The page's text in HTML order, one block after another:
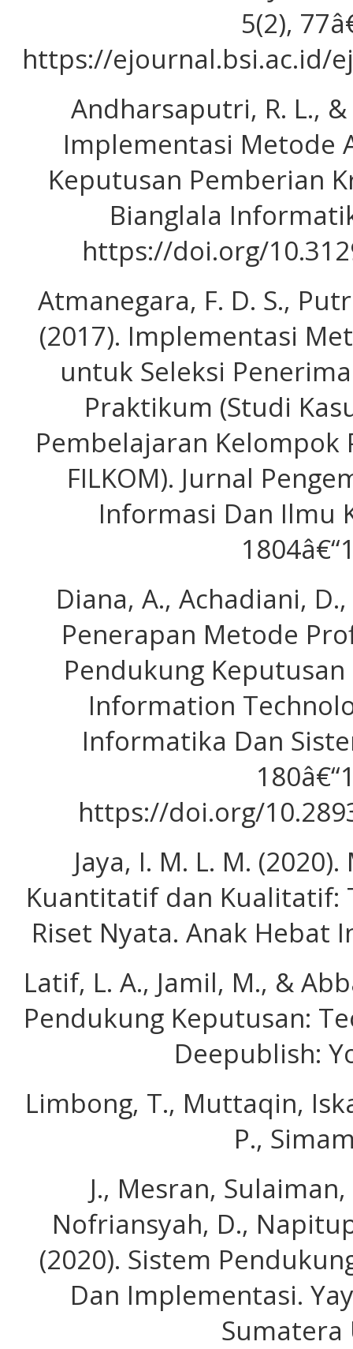
5(2),
https://ejournal.bsi.ac.id/
Andharsaputri, R. L.,
Implementasi Metode
Keputusan Pemberian
Bianglala
https://doi.org/
Atmanegara, F. D. S.,
(2017). Implementasi
untuk Seleksi
Praktikum (Studi
Pembelajaran Kelompok
FILKOM). Jurnal
Informasi Dan Ilmu
Diana, A., Achadiani,
Penerapan Metode
Pendukung
Information
Informatika Dan
https://doi.org/
Jaya, I. M. L. M.
Kuantitatif dan Kualitatif:
Riset Nyata. Anak Hebat
Latif, L. A., Jamil, M., &
Pendukung Keputusan:
Deepublish:
Limbong, T., Muttaqin,
P.,
J., Mesran,
Nofriansyah, D.,
(2020). Sistem
Dan Implementasi.
Sumatera